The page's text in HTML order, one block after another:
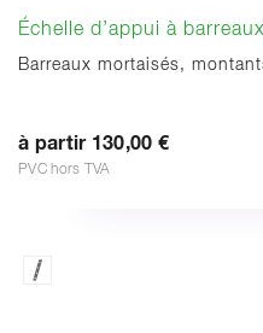
Échelle d’appui à
Barreaux mortaisés,
à partir 130,00 €
PVC hors TVA